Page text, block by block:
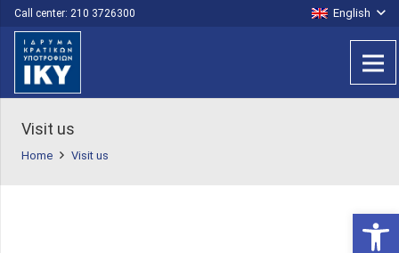
Call center: 210 3726300 English
Visit us
Home Visit us